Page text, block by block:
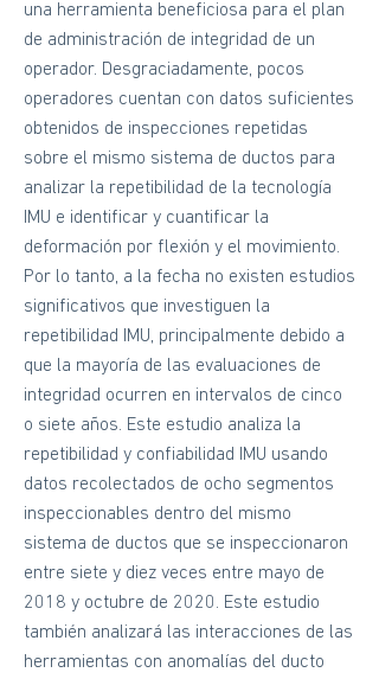
una herramienta beneficiosa para el plan
de administración de integridad de un
operador. Desgraciadamente, pocos
operadores cuentan con datos suficientes
obtenidos de inspecciones repetidas
sobre el mismo sistema de ductos para
analizar la repetibilidad de la tecnología
IMU e identificar y cuantificar la
deformación por flexión y el movimiento.
Por lo tanto, a la fecha no existen estudios
significativos que investiguen la
repetibilidad IMU, principalmente debido a
que la mayoría de las evaluaciones de
integridad ocurren en intervalos de cinco
o siete años. Este estudio analiza la
repetibilidad y confiabilidad IMU usando
datos recolectados de ocho segmentos
inspeccionables dentro del mismo
sistema de ductos que se inspeccionaron
entre siete y diez veces entre mayo de
2018 y octubre de 2020. Este estudio
también analizará las interacciones de las
herramientas con anomalías del ducto